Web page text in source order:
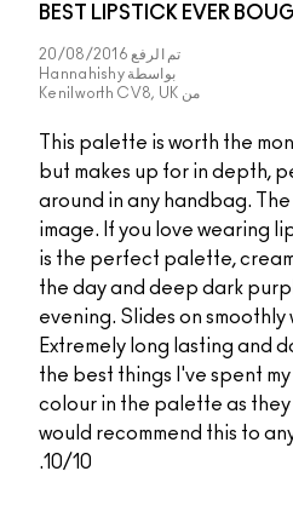
BEST LIPSTICK EVER
تم الرفع 20/08/2016
بواسطة Hannahishy
من Kenilworth CV8, UK
This palette is worth the
but makes up for in depth,
around in any handbag.
image. If you love wearing
is the perfect palette,
the day and deep dark
evening. Slides on
Extremely long lasting and
the best things I've spent
colour in the palette as
would recommend this to
10/10.